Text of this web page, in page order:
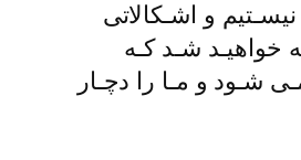
و اشـکالاتی
خواهیـد شـد کـه
شـود و مـا را دچـار